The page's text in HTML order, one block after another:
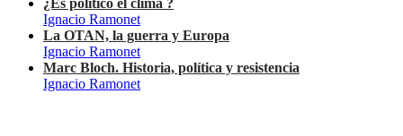
¿Es político el clima ?
Ignacio Ramonet
La OTAN, la guerra y Europa
Ignacio Ramonet
Marc Bloch. Historia, política y resistencia
Ignacio Ramonet